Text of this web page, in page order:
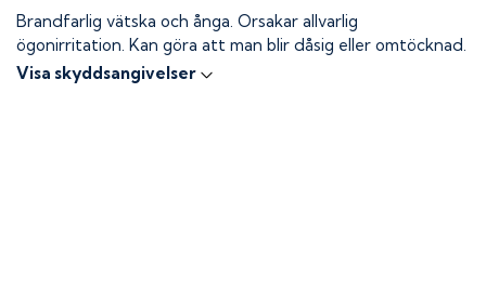
Brandfarlig vätska och ånga. Orsakar allvarlig
ögonirritation. Kan göra att man blir dåsig eller omtöcknad.
Visa skyddsangivelser